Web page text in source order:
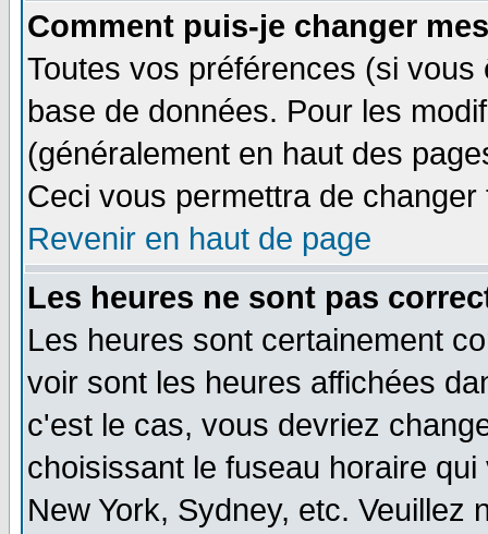
Comment puis-je changer
Toutes vos préférences (si
base de données. Pour les
(généralement en haut des
Ceci vous permettra de
Revenir en haut de page
Les heures ne sont pas
Les heures sont certainement
voir sont les heures affichées
c'est le cas, vous devriez
choisissant le fuseau horaire
New York, Sydney, etc. Veuillez